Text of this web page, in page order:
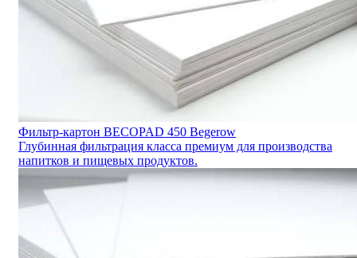
Фильтр-картон BECOPAD 450 Begerow
Глубинная фильтрация класса премиум для производства
напитков и пищевых продуктов.